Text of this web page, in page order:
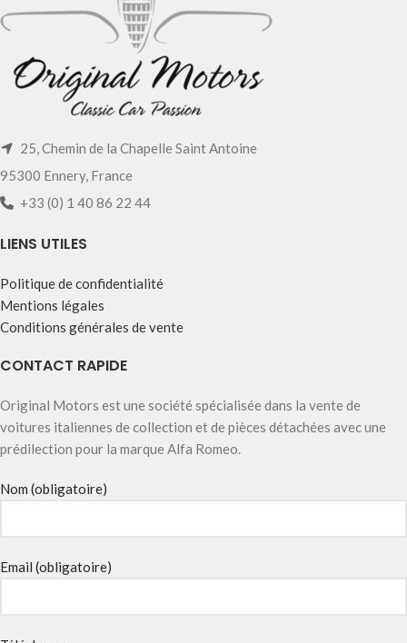
25, Chemin de la Chapelle Saint Antoine
95300 Ennery, France
+33 (0) 1 40 86 22 44
LIENS UTILES
Politique de confidentialité
Mentions légales
Conditions générales de vente
CONTACT RAPIDE
Original Motors est une société spécialisée dans la vente de
voitures italiennes de collection et de pièces détachées avec une
prédilection pour la marque Alfa Romeo.
Nom (obligatoire)
Email (obligatoire)